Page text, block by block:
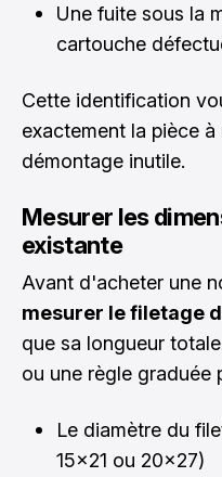
Une fuite sous la
cartouche
Cette identification
exactement la pièce
démontage inutile.
Mesurer les
existante
Avant d'acheter une
mesurer le filetage
que sa longueur
ou une règle graduée
Le diamètre du
15x21 ou 20x27)